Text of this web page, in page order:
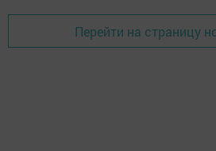
Перейти на страницу